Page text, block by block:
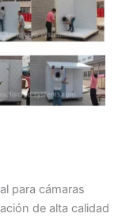
para cámaras
de alta calidad